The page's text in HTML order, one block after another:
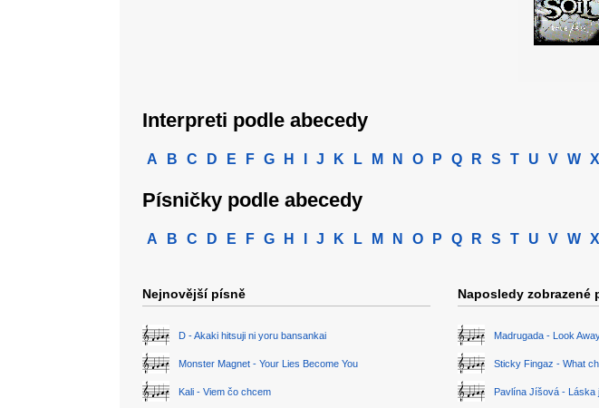
Interpreti podle abecedy
A B C D E F G H J K L M N O P Q R S T U V W X
Písničky podle abecedy
A B C D E F G H J K L M N O P Q R S T U V W X
Nejnovější písně
D - Akaki hitsuji ni yoru bansankai
Monster Magnet - Your Lies Become You
Kali - Viem čo chcem
Naposledy zobrazené
Madrugada - Look
Sticky Fingaz - What
Pavlína Jíšová - Láska